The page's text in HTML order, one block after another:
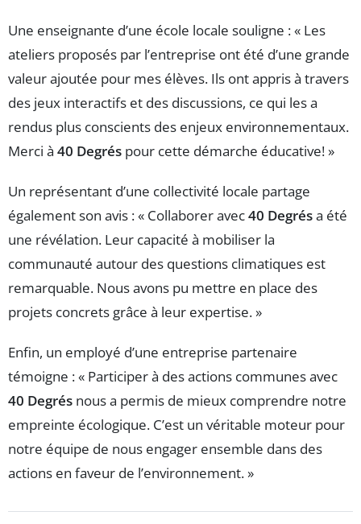
Une enseignante d’une école locale souligne : « Les
ateliers proposés par l’entreprise ont été d’une grande
valeur ajoutée pour mes élèves. Ils ont appris à travers
des jeux interactifs et des discussions, ce qui les a
rendus plus conscients des enjeux environnementaux.
Merci à 40 Degrés pour cette démarche éducative! »
Un représentant d’une collectivité locale partage
également son avis : « Collaborer avec40 Degrésa été
une révélation. Leur capacité à mobiliser la
communauté autour des questions climatiques est
remarquable. Nous avons pu mettre en place des
projets concrets grâce à leur expertise. »
Enfin, un employé d’une entreprise partenaire
témoigne : « Participer à des actions communes avec
40 Degrés nous a permis de mieux comprendre notre
empreinte écologique. C’est un véritable moteur pour
notre équipe de nous engager ensemble dans des
actions en faveur de l’environnement. »